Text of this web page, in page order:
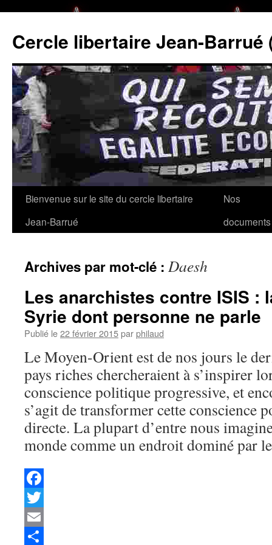
Cercle libertaire Jean-Barrué
Aller
au
Bienvenue sur le site du cercle libertaire
Jean-Barrué
Nos
documents
Archives par mot-clé : Daesh
Les anarchistes contre ISIS :
Syrie dont personne ne parle
Publié le22 février 2015parphilaud
Le Moyen-Orient est de nos jours le
pays riches chercheraient à s’inspirer
conscience politique progressive, et
s’agit de transformer cette conscience
directe. La plupart d’entre nous
monde comme un endroit dominé par
Facebook
Twitter
Email